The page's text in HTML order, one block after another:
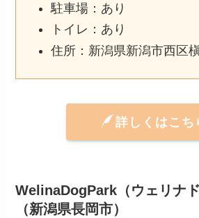
駐車場：あり
トイレ：あり
住所：新潟県新潟市西区
詳しくはこち
WelinaDogPark（ウェリナド
（新潟県長岡市）